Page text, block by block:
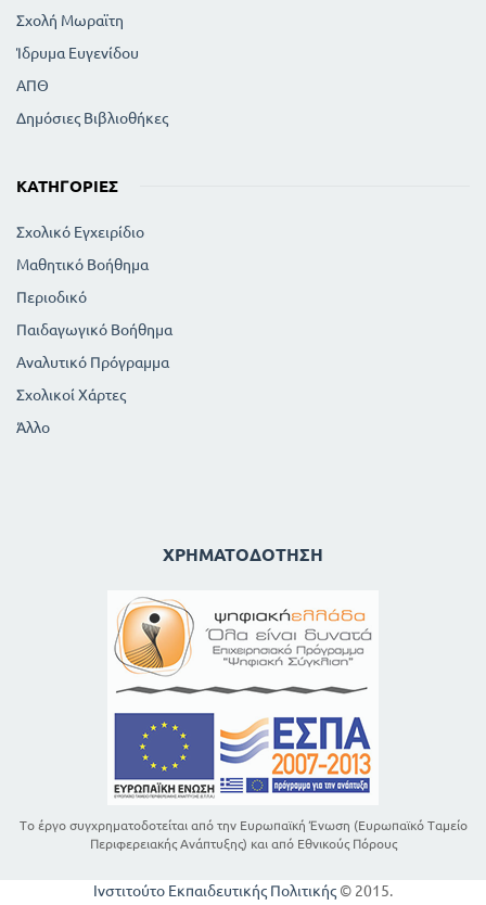
Σχολή Μωραϊτη
Ίδρυμα Ευγενίδου
ΑΠΘ
Δημόσιες Βιβλιοθήκες
ΚΑΤΗΓΟΡΊΕΣ
Σχολικό Εγχειρίδιο
Μαθητικό Βοήθημα
Περιοδικό
Παιδαγωγικό Βοήθημα
Αναλυτικό Πρόγραμμα
Σχολικοί Χάρτες
Άλλο
ΧΡΗΜΑΤΟΔΌΤΗΣΗ
Το έργο συγχρηματοδοτείται από την Ευρωπαϊκή Ένωση (Ευρωπαϊκό Ταμείο
Περιφερειακής Ανάπτυξης) και από Εθνικούς Πόρους
Ινστιτούτο Εκπαιδευτικής Πολιτικής © 2015.